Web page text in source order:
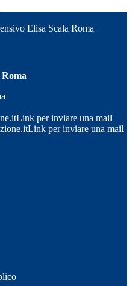
Elisa Scala Roma
Link per inviare una mail
Link per inviare una mail